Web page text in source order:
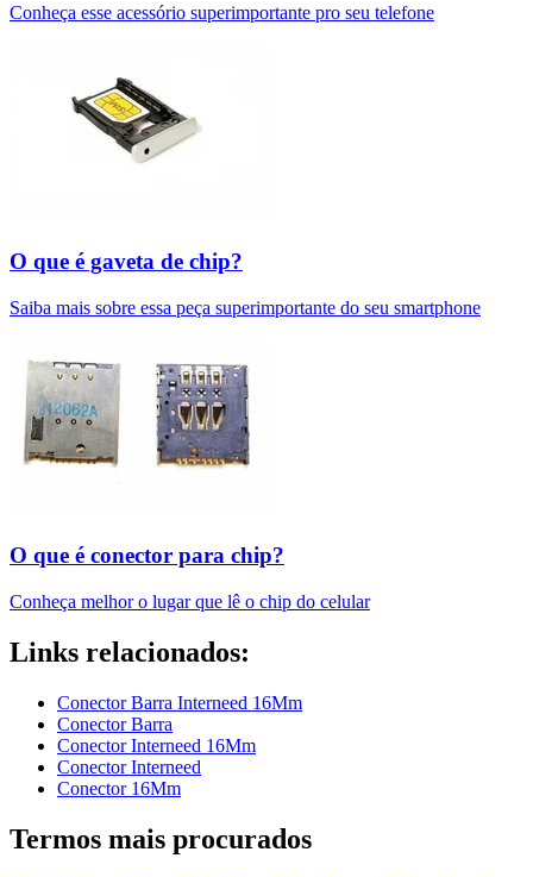
Conheça esse acessório superimportante pro seu telefone
O que é gaveta de chip?
Saiba mais sobre essa peça superimportante do seu smartphone
O que é conector para chip?
Conheça melhor o lugar que lê o chip do celular
Links relacionados:
Conector Barra Interneed 16Mm
Conector Barra
Conector Interneed 16Mm
Conector Interneed
Conector 16Mm
Termos mais procurados